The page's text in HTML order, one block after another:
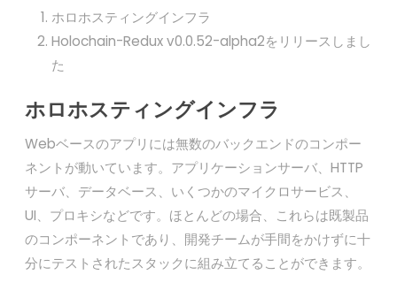
ホロホスティングインフラ
Holochain-Redux v0.0.52-alpha2をリリースしまし
た
ホロホスティングインフラ
Webベースのアプリには無数のバックエンドのコンポー
ネントが動いています。アプリケーションサーバ、HTTP
サーバ、データベース、いくつかのマイクロサービス、
UI、プロキシなどです。ほとんどの場合、これらは既製品
のコンポーネントであり、開発チームが手間をかけずに十
分にテストされたスタックに組み立てることができます。